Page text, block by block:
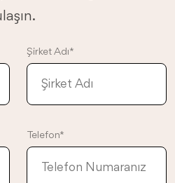
Şirket Adı*
Telefon*